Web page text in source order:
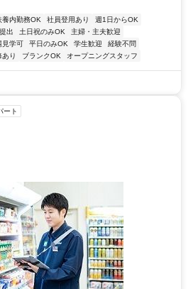
養内勤務OK 社員登用あり
週1日からOK
出 土日祝のみOK
主婦・主夫歓迎
見学可 平日のみOK 学生歓迎
経験不問
あり ブランクOK オープニングスタッフ
ート